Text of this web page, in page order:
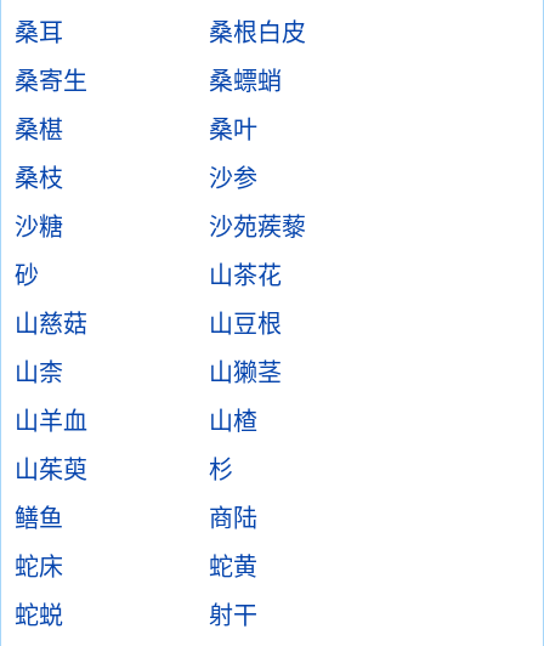
桑耳
桑根白皮
桑寄生
桑螵蛸
桑椹
桑叶
桑枝
沙参
沙糖
沙苑蒺藜
砂
山茶花
山慈菇
山豆根
山柰
山獭茎
山羊血
山楂
山茱萸
杉
鳝鱼
商陆
蛇床
蛇黄
蛇蜕
射干